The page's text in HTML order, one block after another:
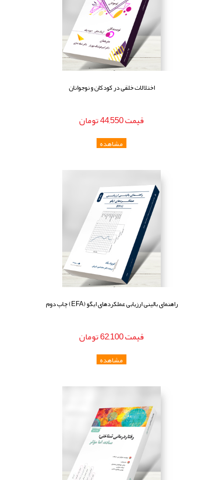
اختلالات خلقی در کودکان و نوجوانان
قيمت44,550تومان
راهنمای بالینی ارزیابی عملکردهای ایگو (EFA) چاپ دوم
قيمت62,100تومان